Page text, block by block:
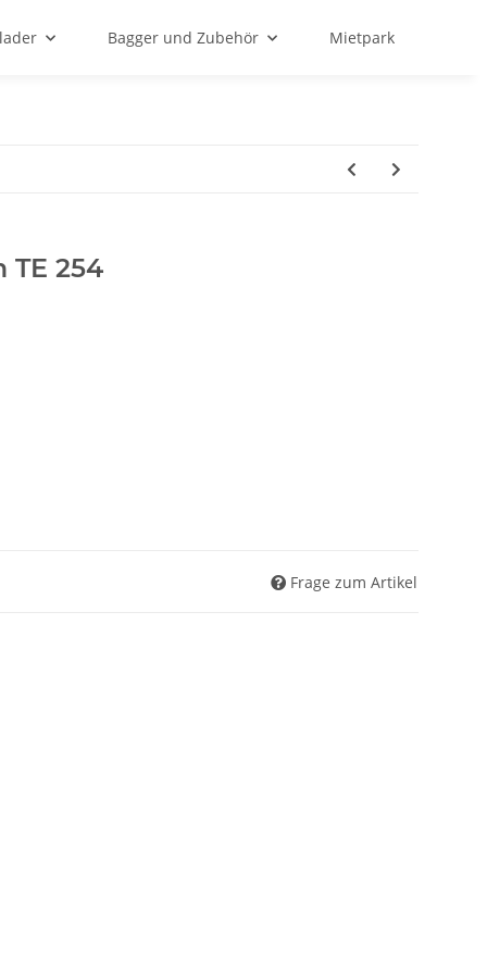
Bagger und Zubehör Mietpark
TE 254
Frage zum Artikel